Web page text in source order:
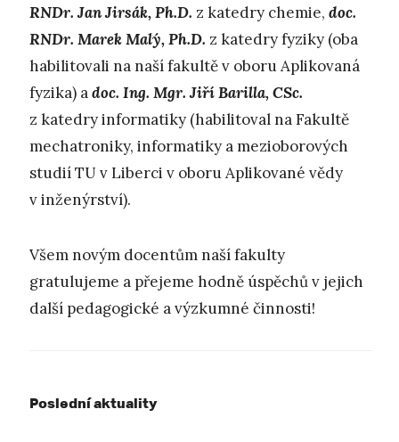
RNDr. Jan Jirsák, Ph.D. z katedry chemie, doc.
RNDr. Marek Malý, Ph.D. z katedry fyziky (oba
habilitovali na naší fakultě v oboru Aplikovaná
fyzika) adoc. Ing. Mgr. Jiří Barilla, CSc.
z katedry informatiky (habilitoval na Fakultě
mechatroniky, informatiky a mezioborových
studií TU v Liberci v oboru Aplikované vědy
v inženýrství).
Všem novým docentům naší fakulty
gratulujeme a přejeme hodně úspěchů v jejich
další pedagogické a výzkumné činnosti!
Poslední aktuality